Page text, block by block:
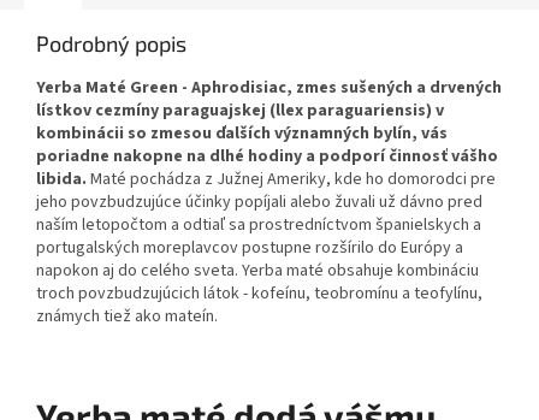
Podrobný popis
Yerba Maté Green - Aphrodisiac, zmes sušených a drvených
lístkov cezmíny paraguajskej (llex paraguariensis) v
kombinácii so zmesou ďalších významných bylín, vás
poriadne nakopne na dlhé hodiny a podporí činnosť vášho
libida. Maté pochádza z Južnej Ameriky, kde ho domorodci pre
jeho povzbudzujúce účinky popíjali alebo žuvali už dávno pred
naším letopočtom a odtiaľ sa prostredníctvom španielskych a
portugalských moreplavcov postupne rozšírilo do Európy a
napokon aj do celého sveta. Yerba maté obsahuje kombináciu
troch povzbudzujúcich látok - kofeínu, teobromínu a teofylínu,
známych tiež ako mateín.